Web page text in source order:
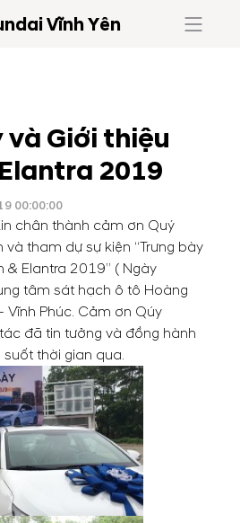
Vĩnh Yên
và Giới thiệu
2019
00:00:00
chân thành cảm ơn Quý
tham dự sự kiện “Trưng bày
& Elantra 2019” ( Ngày
tâm sát hạch ô tô Hoàng
Vĩnh Phúc. Cảm ơn Qúy
đã tin tưởng và đồng hành
thời gian qua.